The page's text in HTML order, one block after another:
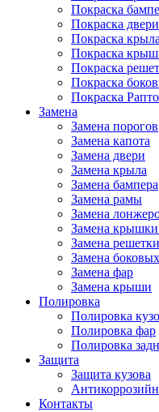
Покраска
Покраска двери
Покраска крыла
Покраска
Покраска
Покраска
Покраска
Замена
Замена порогов
Замена капота
Замена двери
Замена крыла
Замена бампера
Замена рамы
Замена
Замена крышки
Замена
Замена
Замена фар
Замена крыши
Полировка
Полировка
Полировка фар
Полировка
Защита
Защита кузова
Контакты